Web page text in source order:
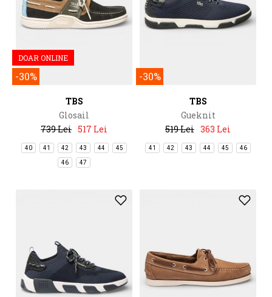
DOAR ONLINE
-30%
TBS
Glosail
739 Lei 517 Lei
40 41 42 43 44 45
46 47
-30%
TBS
Gueknit
519 Lei 363 Lei
41 42 43 44 45 46